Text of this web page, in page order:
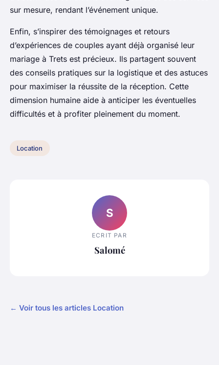
sur mesure, rendant l’événement unique.
Enfin, s’inspirer des témoignages et retours
d’expériences de couples ayant déjà organisé leur
mariage à Trets est précieux. Ils partagent souvent
des conseils pratiques sur la logistique et des astuces
pour maximiser la réussite de la réception. Cette
dimension humaine aide à anticiper les éventuelles
difficultés et à profiter pleinement du moment.
Location
S
ECRIT PAR
Salomé
← Voir tous les articles Location